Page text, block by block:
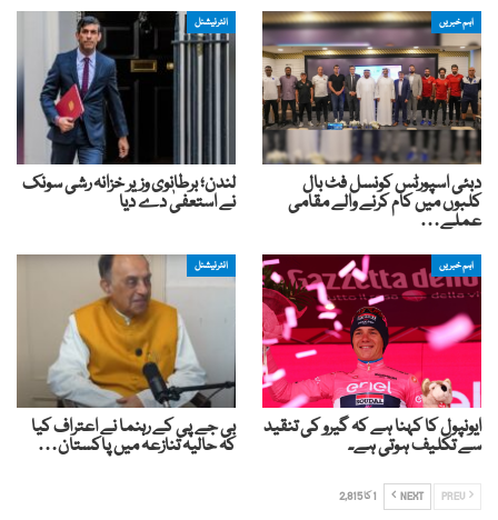
اہم خبریں
دبئی اسپورٹس کونسل فٹ بال
کلبوں میں کام کرنے والے مقامی
عملے…
انٹرنیشنل
لندن؛ برطانوی وزیر خزانہ رشی سونک
نے استعفیٰ دے دیا
اہم خبریں
ایونپول کا کہنا ہے کہ گیرو کی تنقید
سے تکلیف ہوتی ہے۔
انٹرنیشنل
بی جے پی کے رہنما نے اعتراف کیا
کہ حالیہ تنازعہ میں پاکستان…
NEXT 1 کا 2,815